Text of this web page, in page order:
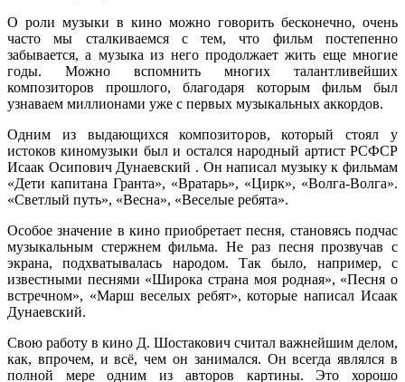
О роли музыки в кино можно говорить бесконечно, очень
часто мы сталкиваемся с тем, что фильм постепенно
забывается, а музыка из него продолжает жить еще многие
годы. Можно вспомнить многих талантливейших
композиторов прошлого, благодаря которым фильм был
узнаваем миллионами уже с первых музыкальных аккордов.
Одним из выдающихся композиторов, который стоял у
истоков киномузыки был и остался народный артист РСФСР
Исаак Осипович Дунаевский . Он написал музыку к фильмам
«Дети капитана Гранта», «Вратарь», «Цирк», «Волга-Волга».
«Светлый путь», «Весна», «Веселые ребята».
Особое значение в кино приобретает песня, становясь подчас
музыкальным стержнем фильма. Не раз песня прозвучав с
экрана, подхватывалась народом. Так было, например, с
известными песнями «Широка страна моя родная», «Песня о
встречном», «Марш веселых ребят», которые написал Исаак
Дунаевский.
Свою работу в кино Д. Шостакович считал важнейшим делом,
как, впрочем, и всё, чем он занимался. Он всегда являлся в
полной мере одним из авторов картины. Это хорошо